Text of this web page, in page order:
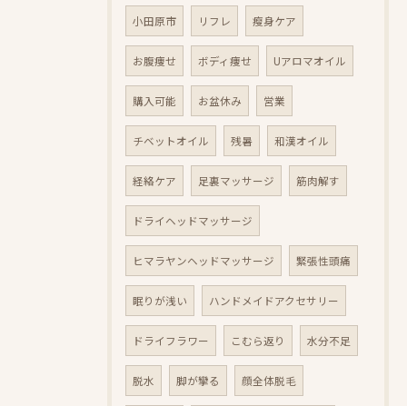
小田原市 リフレ 瘦身ケア
お腹痩せ ボディ痩せ Uアロマオイル
購入可能 お盆休み 営業
チベットオイル 残暑 和漢オイル
経絡ケア 足裏マッサージ 筋肉解す
ドライヘッドマッサージ
ヒマラヤンヘッドマッサージ 緊張性頭痛
眠りが浅い ハンドメイドアクセサリー
ドライフラワー こむら返り 水分不足
脱水 脚が攣る 顔全体脱毛